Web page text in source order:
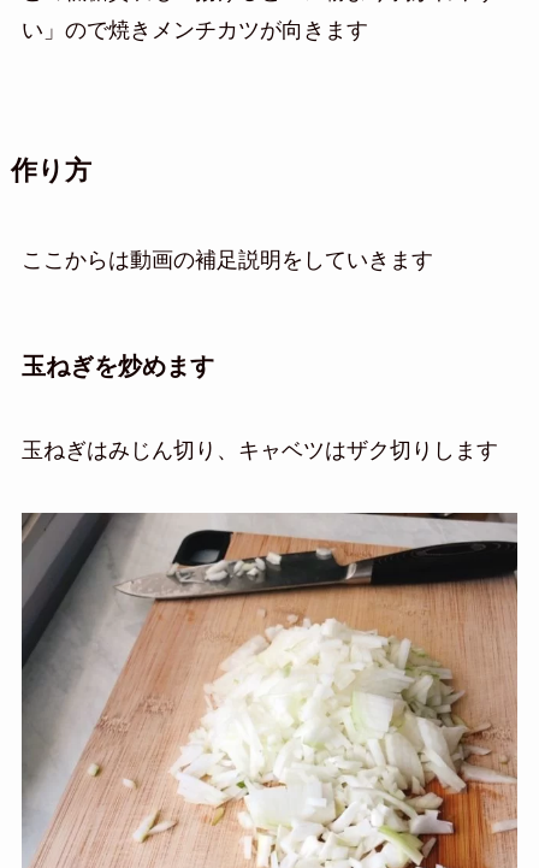
い」ので焼きメンチカツが向きます
作り方
ここからは動画の補足説明をしていきます
玉ねぎを炒めます
玉ねぎはみじん切り、キャベツはザク切りします